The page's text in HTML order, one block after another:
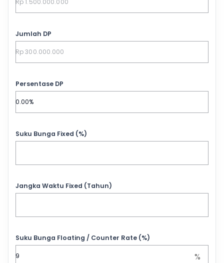
Jumlah DP
Persentase DP
Suku Bunga Fixed (%)
Jangka Waktu Fixed (Tahun)
Suku Bunga Floating / Counter Rate (%)
%